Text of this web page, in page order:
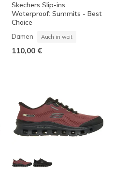
Skechers Slip-ins
Waterproof: Summits - Best
Choice
Damen Auch in weit
110,00 €